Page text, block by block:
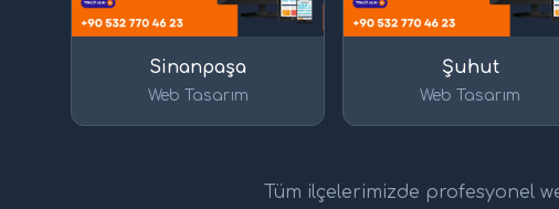
Sinanpaşa
Web Tasarım
Şuhut
Web Tasarım
Tüm ilçelerimizde profesyonel